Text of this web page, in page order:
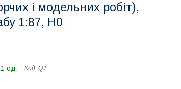
і модельних робіт),
1:87, H0
1 од. Код: QJ